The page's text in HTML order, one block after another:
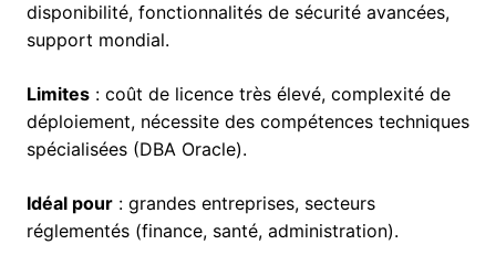
disponibilité, fonctionnalités de sécurité avancées,
support mondial.
Limites : coût de licence très élevé, complexité de
déploiement, nécessite des compétences techniques
spécialisées (DBA Oracle).
Idéal pour : grandes entreprises, secteurs
réglementés (finance, santé, administration).